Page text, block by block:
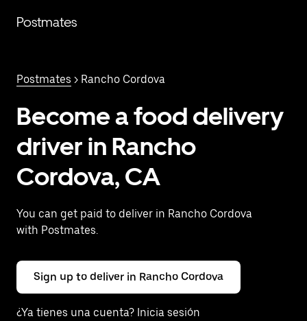
contenido
Postmates
Postmates > Rancho Cordova
Become a food delivery
driver in Rancho
Cordova, CA
You can get paid to deliver in Rancho Cordova
with Postmates.
Sign up to deliver in Rancho Cordova
¿Ya tienes una cuenta? Inicia sesión